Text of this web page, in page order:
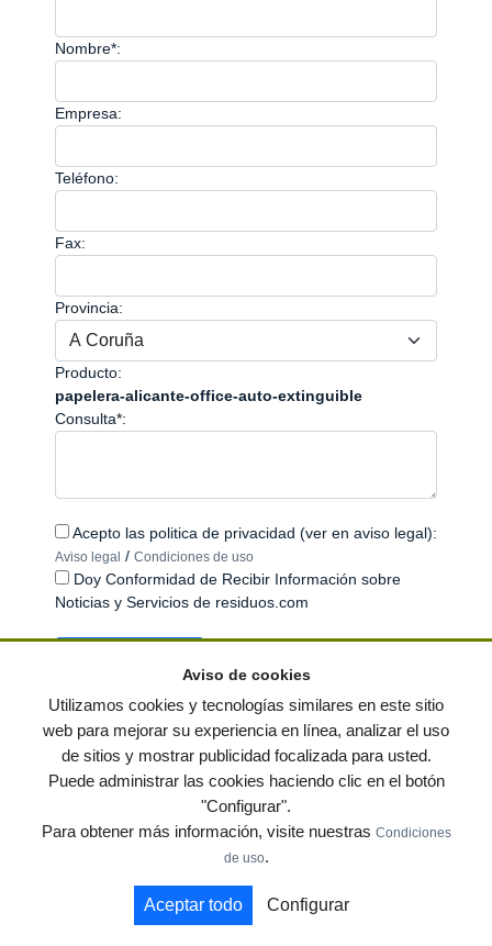
Nombre*:
Empresa:
Teléfono:
Fax:
Provincia:
Producto:
papelera-alicante-office-auto-extinguible
Consulta*:
Acepto las politica de privacidad (ver en aviso legal):
Aviso legal / Condiciones de uso
Doy Conformidad de Recibir Información sobre
Noticias y Servicios de residuos.com
© residuos.com - Todos los derechos reservados Política de privacidad
Condiciones de uso|Contacto|Editores| Mapa web|Preguntas frecuentes
Publica tus anuncios gratis!
Muebles de terraza y jardin Notas de prensa
by
Aviso de cookies
Utilizamos cookies y tecnologías similares en este sitio
web para mejorar su experiencia en línea, analizar el uso
de sitios y mostrar publicidad focalizada para usted.
Puede administrar las cookies haciendo clic en el botón
"Configurar".
Para obtener más información, visite nuestras Condiciones
de uso.
Aceptar todo Configurar